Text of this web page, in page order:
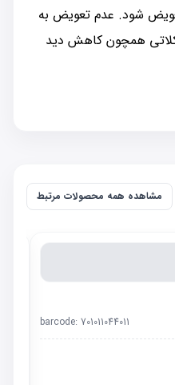
شود. عدم تعویض به
همچون کاهش دید
مشاهده همه محصولات مرتبط
barcode: 701011044011